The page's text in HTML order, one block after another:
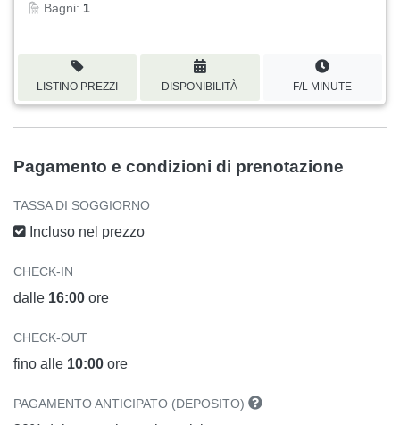
Bagni: 1
LISTINO PREZZI DISPONIBILITÀ F/L MINUTE
Pagamento e condizioni di prenotazione
TASSA DI SOGGIORNO
Incluso nel prezzo
CHECK-IN
dalle 16:00 ore
CHECK-OUT
fino alle 10:00 ore
PAGAMENTO ANTICIPATO (DEPOSITO)